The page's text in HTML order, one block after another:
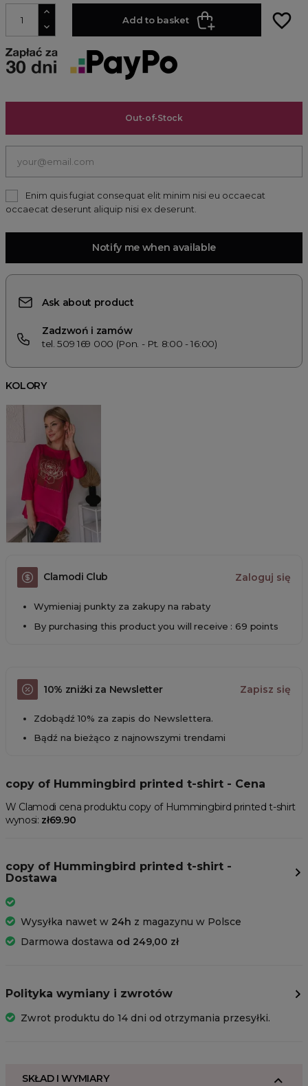
Add to basket favorite_border
Out-of-Stock
Enim quis fugiat consequat elit minim nisi eu occaecat
occaecat deserunt aliquip nisi ex deserunt.
Notify me when available
Ask about product
Zadzwoń i zamów
tel. 509 169 000 (Pon. - Pt. 8:00 - 16:00)
KOLORY
Clamodi Club Zaloguj się
Wymieniaj punkty za zakupy na rabaty
By purchasing this product you will receive : 69 points
10% zniżki za Newsletter Zapisz się
Zdobądź 10% za zapis do Newslettera.
Bądź na bieżąco z najnowszymi trendami
copy of Hummingbird printed t-shirt - Cena
W Clamodi cena produktu copy of Hummingbird printed t-shirt
wynosi: zł69.90
copy of Hummingbird printed t-shirt -
Dostawa
Wysyłka nawet w 24h z magazynu w Polsce
Darmowa dostawa od 249,00 zł
Polityka wymiany i zwrotów
Zwrot produktu do 14 dni od otrzymania przesyłki.
SKŁAD I WYMIARY